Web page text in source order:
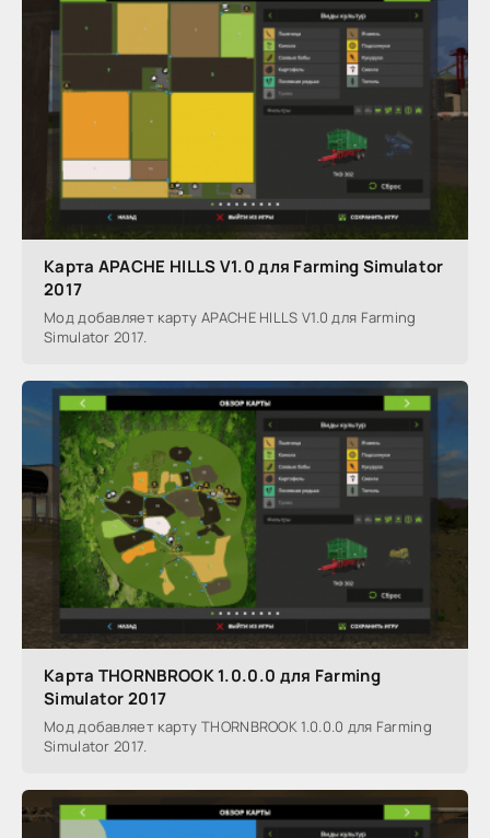
Карта APACHE HILLS V1.0 для Farming Simulator
2017
Мод добавляет карту APACHE HILLS V1.0 для Farming
Simulator 2017.
Карта THORNBROOK 1.0.0.0 для Farming
Simulator 2017
Мод добавляет карту THORNBROOK 1.0.0.0 для Farming
Simulator 2017.